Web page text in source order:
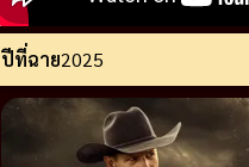
ปีที่ฉาย2025